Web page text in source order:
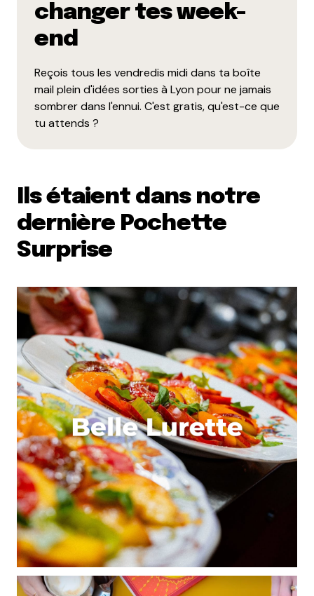
changer tes week-
end
Reçois tous les vendredis midi dans ta boîte
mail plein d'idées sorties à Lyon pour ne jamais
sombrer dans l'ennui. C'est gratis, qu'est-ce que
tu attends ?
Ils étaient dans notre
dernière Pochette
Surprise